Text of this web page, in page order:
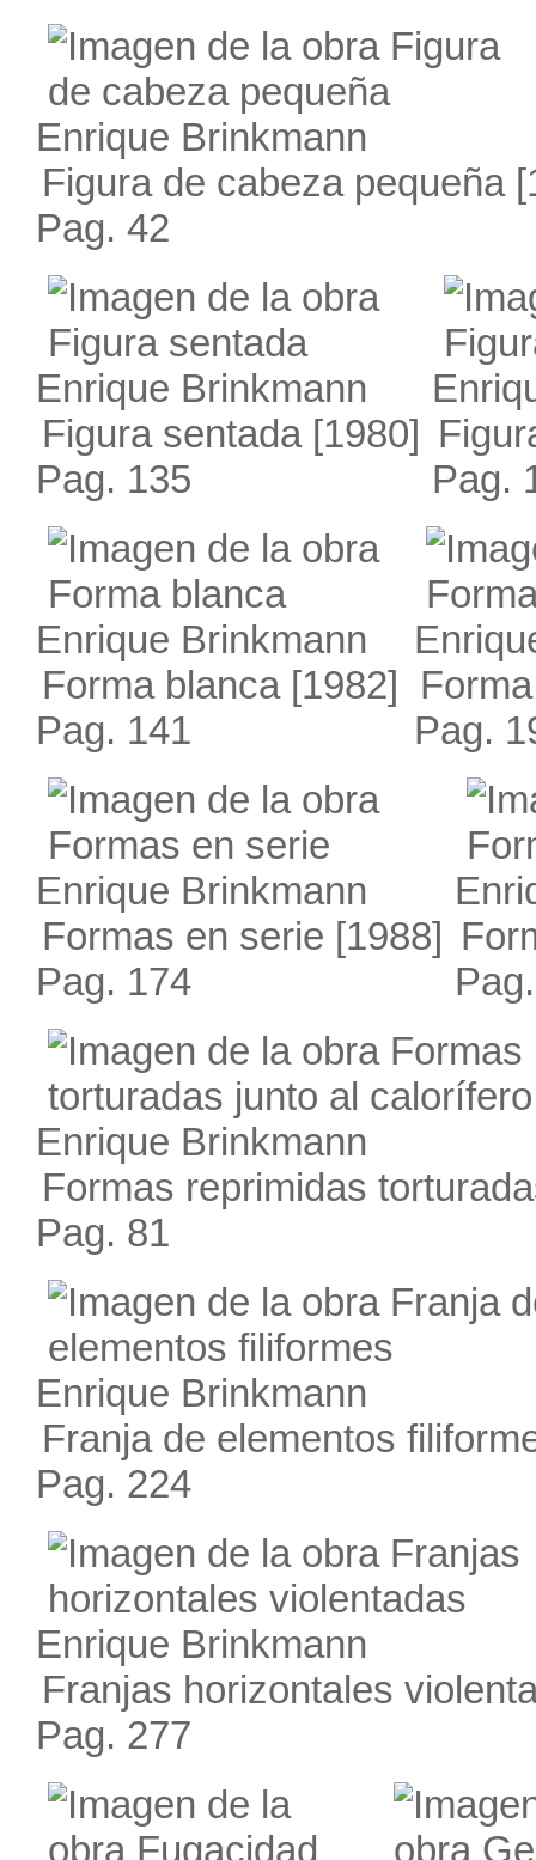
Enrique Brinkmann
Figura de cabeza pequeña
Pag. 42
Enrique Brinkmann
Figura sentada[1980]
Pag. 135
Pag.
Enrique Brinkmann
Forma blanca[1982]
Pag. 141
Pag.
Enrique Brinkmann
Formas en serie [1988]
Pag. 174
Enrique Brinkmann
Formas reprimidas
Pag. 81
Enrique Brinkmann
Franja de elementos
Pag. 224
Enrique Brinkmann
Franjas horizontales
Pag. 277